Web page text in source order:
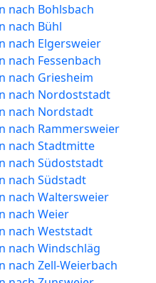
nach Bohlsbach
nach Bühl
nach Elgersweier
nach Fessenbach
nach Griesheim
nach Nordoststadt
nach Nordstadt
nach Rammersweier
nach Stadtmitte
nach Südoststadt
nach Südstadt
nach Waltersweier
nach Weier
nach Weststadt
nach Windschläg
nach Zell-Weierbach